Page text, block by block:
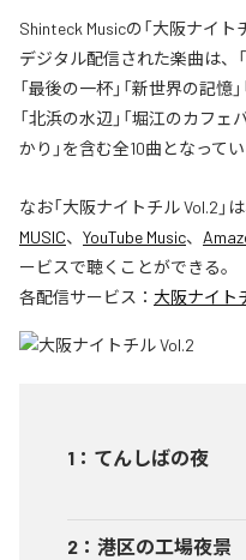
Shinteck Musicの「大阪ナイ
デジタル配信された楽曲は、
「最後の一杯」「新世界の記憶
「北浜の水辺」「堀江のカフェ
かり」を含む全10曲となってい
なお「大阪ナイトチル Vol.2 」は
MUSIC、 YouTube Music、
ービスで聴くことができる。
各配信サービス： 大阪ナイト
1 ： てんしばの夜
2 ： 港区の工場夜景